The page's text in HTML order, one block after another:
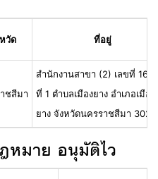
วัด ที่อยู่
ชสีมา
สำนักงานสาขา (2) เลขที่ 166
ที่ 1 ตำบลเมืองยาง อำเภอเมือง
ยาง จังหวัดนครราชสีมา
หมาย อนุมัติไว